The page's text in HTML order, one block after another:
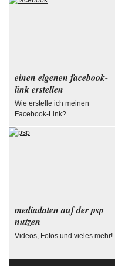
einen eigenen facebook-
link erstellen
Wie erstelle ich meinen
Facebook-Link?
mediadaten auf der psp
nutzen
Videos, Fotos und vieles mehr!